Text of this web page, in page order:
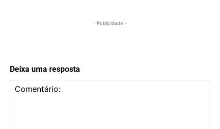
- Publicidade -
Deixa uma resposta